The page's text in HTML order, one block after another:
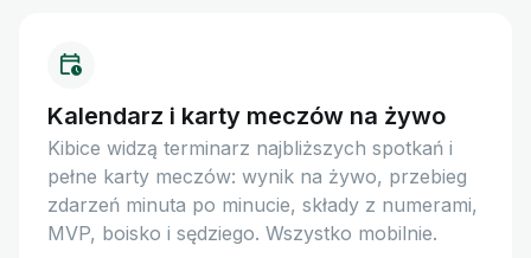
Kalendarz i karty meczów na żywo
Kibice widzą terminarz najbliższych spotkań i
pełne karty meczów: wynik na żywo, przebieg
zdarzeń minuta po minucie, składy z numerami,
MVP, boisko i sędziego. Wszystko mobilnie.